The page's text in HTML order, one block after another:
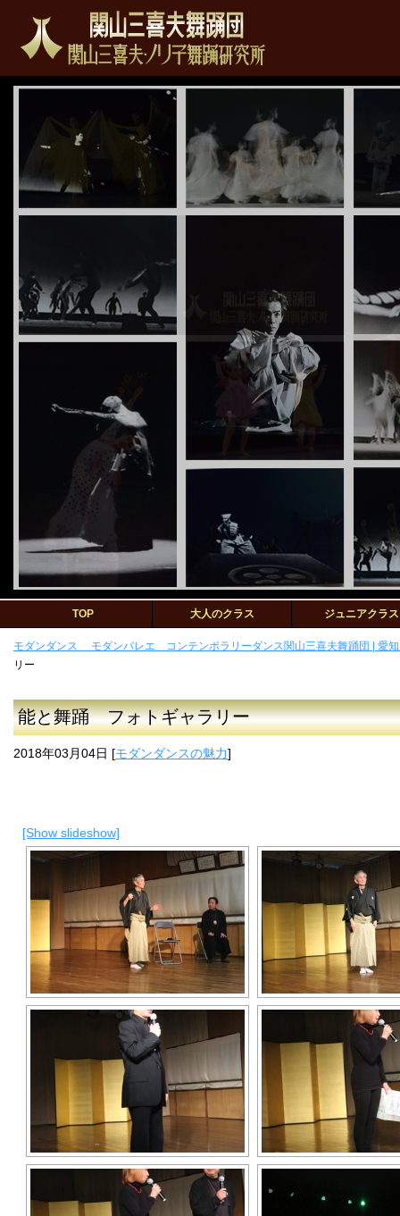
TOP 大人のクラス ジュニアクラス
モダンダンス モダンバレエ コンテンポラリーダンス関山三喜夫舞踊団 | 愛知
リー
能と舞踊 フォトギャラリー
2018年03月04日 [モダンダンスの魅力]
[Show slideshow]